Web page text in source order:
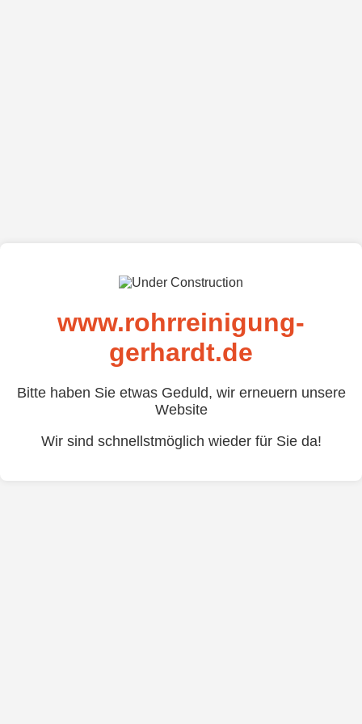
www.rohrreinigung-
gerhardt.de
Bitte haben Sie etwas Geduld, wir erneuern unsere
Website
Wir sind schnellstmöglich wieder für Sie da!